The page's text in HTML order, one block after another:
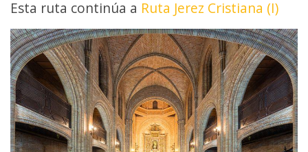
Esta ruta continúa a Ruta Jerez Cristiana (I)